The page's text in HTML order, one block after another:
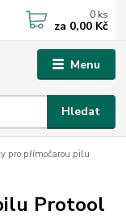
Menu
Hledat
0 ks
za 0,00 Kč
pro přímočarou pilu
Protool